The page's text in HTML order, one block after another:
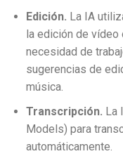
Edición. La IA
la edición de
necesidad de
sugerencias de
música.
Transcripción. La
Models) para
automáticamente.